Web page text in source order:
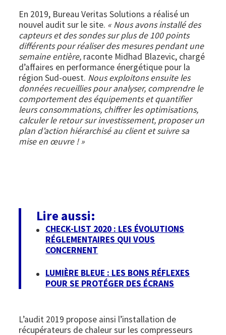
En 2019, Bureau Veritas Solutions a réalisé un
nouvel audit sur le site. « Nous avons installé des
capteurs et des sondes sur plus de 100 points
différents pour réaliser des mesures pendant une
semaine entière, raconte Midhad Blazevic, chargé
d’affaires en performance énergétique pour la
région Sud-ouest. Nous exploitons ensuite les
données recueillies pour analyser, comprendre le
comportement des équipements et quantifier
leurs consommations, chiffrer les optimisations,
calculer le retour sur investissement, proposer un
plan d’action hiérarchisé au client et suivre sa
mise en œuvre ! »
Lire aussi:
CHECK-LIST 2020 : LES ÉVOLUTIONS
RÉGLEMENTAIRES QUI VOUS
CONCERNENT
LUMIÈRE BLEUE : LES BONS RÉFLEXES
POUR SE PROTÉGER DES ÉCRANS
L’audit 2019 propose ainsi l’installation de
récupérateurs de chaleur sur les compresseurs